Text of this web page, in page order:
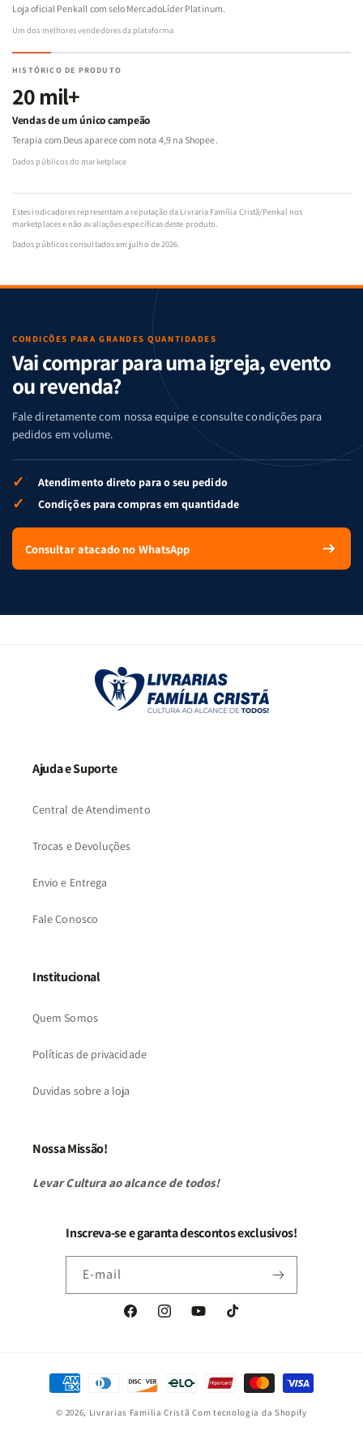
Loja oficial Penkall com selo MercadoLíder Platinum.
Um dos melhores vendedores da plataforma
HISTÓRICO DE PRODUTO
20 mil+
Vendas de um único campeão
Terapia com Deus aparece com nota 4,9 na Shopee.
Dados públicos do marketplace
Estes indicadores representam a reputação da Livraria Família Cristã/Penkal nos
marketplaces e não avaliações específicas deste produto.
Dados públicos consultados em julho de 2026.
CONDIÇÕES PARA GRANDES QUANTIDADES
Vai comprar para uma igreja, evento
ou revenda?
Fale diretamente com nossa equipe e consulte condições para
pedidos em volume.
✓ Atendimento direto para o seu pedido
✓ Condições para compras em quantidade
Consultar atacado no WhatsApp
Ajuda e Suporte
Central de Atendimento
Trocas e Devoluções
Envio e Entrega
Fale Conosco
Institucional
Quem Somos
Políticas de privacidade
Duvidas sobre a loja
Nossa Missão!
Levar Cultura ao alcance de todos!
Inscreva-se e garanta descontos exclusivos!
E-mail
FacebookInstagramYouTubeTikTok
Formas
de
pagamento
© 2026, Livrarias Familia Cristã Com tecnologia da Shopify